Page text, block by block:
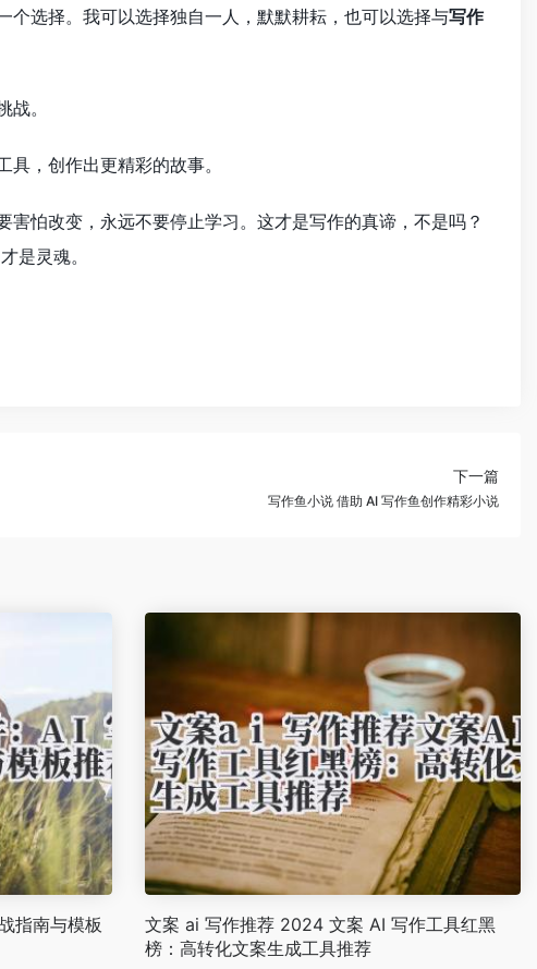
选择。我可以选择独自一人，默默耕耘，也可以选择与写作
。
，创作出更精彩的故事。
怕改变，永远不要停止学习。这才是写作的真谛，不是吗？
是灵魂。
下一篇
写作鱼小说 借助 AI 写作鱼创作精彩小说
指南与模板
文案 ai 写作推荐 2024 文案 AI 写作工具红黑
榜：高转化文案生成工具推荐